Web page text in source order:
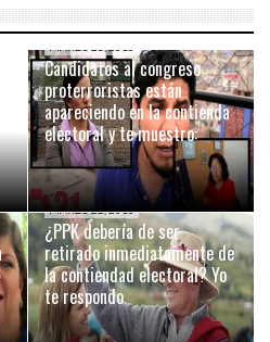
Candidatos al congreso
proterroristas están
apareciendo en la contienda
electoral y te muestro:
MARZO 22, 2016
¿PPK debería de ser
retirado inmediatamente de
la contiendad electoral? Yo
te respondo